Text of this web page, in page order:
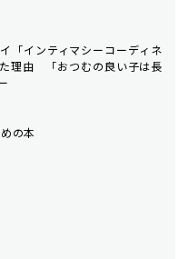
「インティマシーコーディネ
理由 「おつむの良い子は長
の本